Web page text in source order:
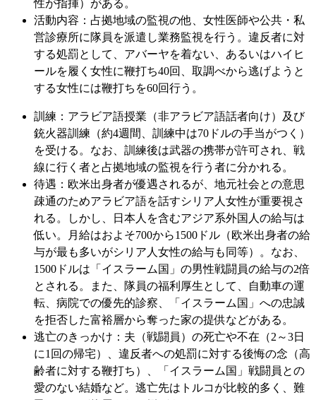
性が指揮）がある。
活動内容：占拠地域の監視の他、女性医師や公共・私
営診療所に隊員を派遣し業務監視を行う。違反者に対
する処罰として、アバーヤを着ない、あるいはハイヒ
ールを履く女性に鞭打ち40回、取調べから逃げようと
する女性には鞭打ちを60回行う。
訓練：アラビア語授業（非アラビア語話者向け）及び
銃火器訓練（約4週間、訓練中は70ドルの手当がつく）
を受ける。なお、訓練後は武器の携帯が許可され、戦
線に行く者と占拠地域の監視を行う者に分かれる。
待遇：欧米出身者が優遇されるが、地元社会との意思
疎通のためアラビア語を話すシリア人女性が重要視さ
れる。しかし、日本人を含むアジア系外国人の給与は
低い。月給はおよそ700から1500ドル（欧米出身者の給
与が最も多いがシリア人女性の給与も同等）。なお、
1500ドルは「イスラーム国」の男性戦闘員の給与の2倍
とされる。また、隊員の福利厚生として、自動車の運
転、病院での優先的診察、「イスラーム国」への忠誠
を拒否した富裕層から奪った家の提供などがある。
逃亡のきっかけ：夫（戦闘員）の死亡や不在（2～3日
に1回の帰宅）、違反者への処罰に対する後悔の念（高
齢者に対する鞭打ち）、「イスラーム国」戦闘員との
愛のない結婚など。逃亡先はトルコが比較的多く、難